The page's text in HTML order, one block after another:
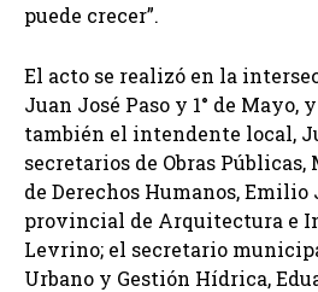
puede crecer”.
El acto se realizó en la
Juan José Paso y 1° de Mayo,
también el intendente local,
secretarios de Obras Públicas,
de Derechos Humanos,
provincial de Arquitectura e
Levrino; el secretario
Urbano y Gestión Hídrica,